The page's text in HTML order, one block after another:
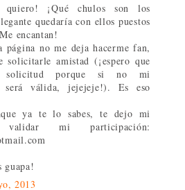
¡Qué chulos son los
quedaría con ellos puestos
encantan!
página no me deja hacerme fan,
solicitarle amistad (¡espero que
solicitud porque si no mi
será válida, jejejeje!). Es eso
ya te lo sabes, te dejo mi
mi participación:
guapa!
2013